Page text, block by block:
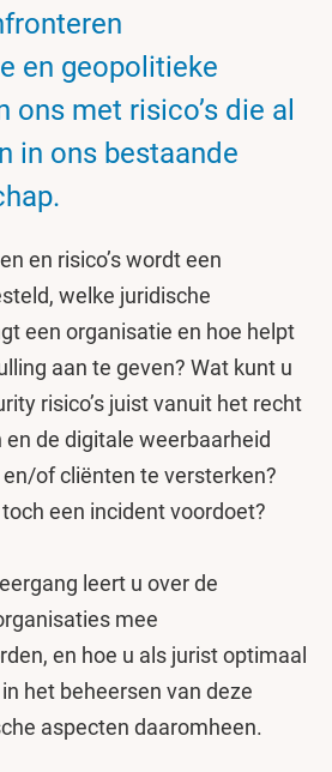
en geopolitieke
ons met risico’s die al
in ons bestaande
en risico’s wordt een
welke juridische
een organisatie en hoe helpt
aan te geven? Wat kunt u
risico’s juist vanuit het recht
de digitale weerbaarheid
of cliënten te versterken?
een incident voordoet?
leert u over de
mee
en hoe u als jurist optimaal
het beheersen van deze
aspecten daaromheen.